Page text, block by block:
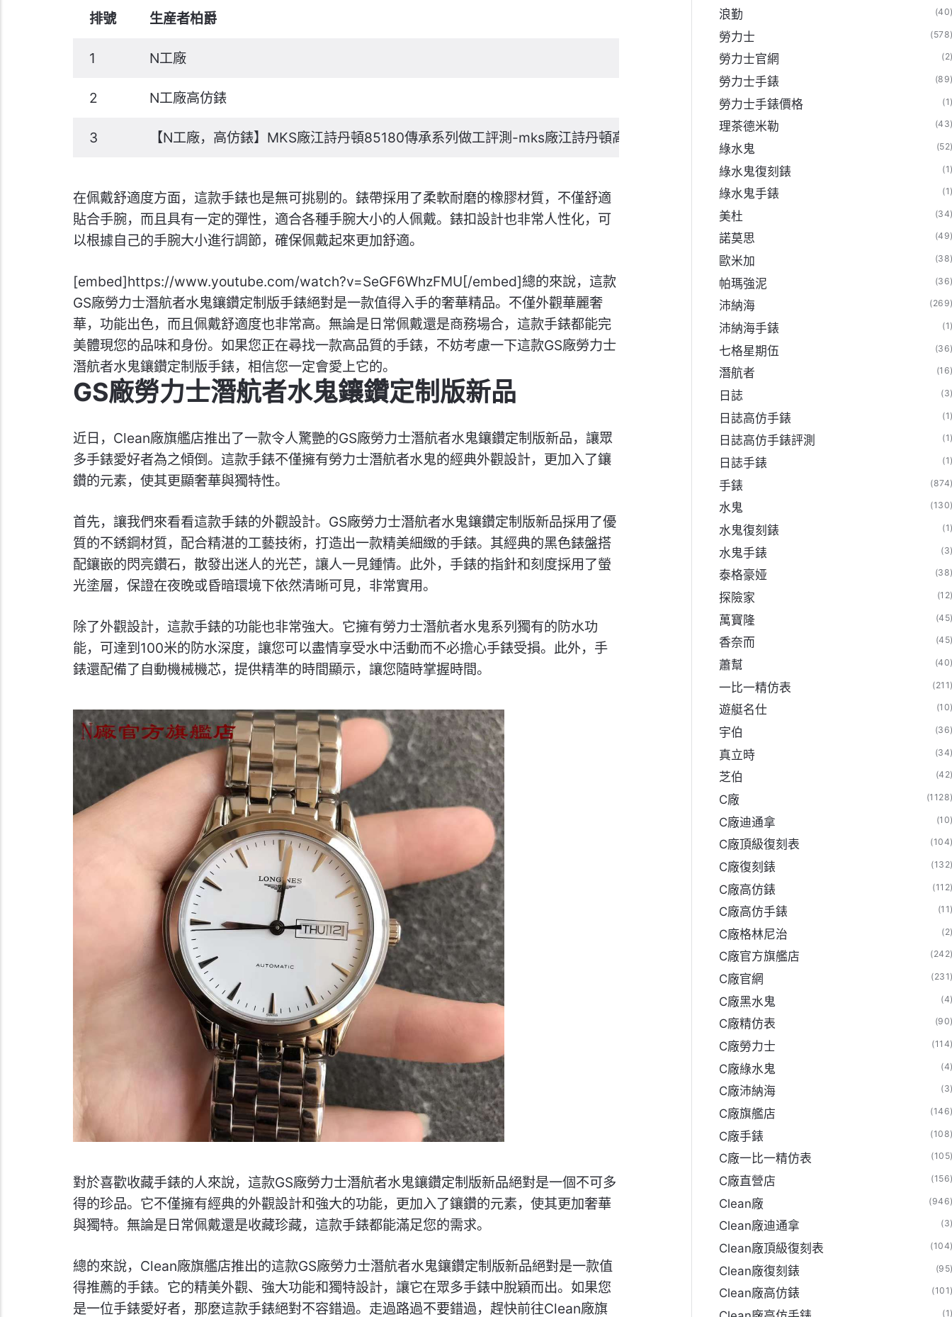
排號 生産者柏爵
1 N工廠
2 N工廠高仿錶
3 【N工廠，高仿錶】MKS廠江詩丹頓85180傳承系列做工評測-mks廠江詩丹頓高啓強同款85180【N廠線上官方旗艦店】
在佩戴舒適度方面，這款手錶也是無可挑剔的。錶帶採用了柔軟耐磨的橡膠材質，不僅舒適
貼合手腕，而且具有一定的彈性，適合各種手腕大小的人佩戴。錶扣設計也非常人性化，可
以根據自己的手腕大小進行調節，確保佩戴起來更加舒適。
[embed]https://www.youtube.com/watch?v=SeGF6WhzFMU[/embed]總的來說，這款
GS廠勞力士潛航者水鬼鑲鑽定制版手錶絕對是一款值得入手的奢華精品。不僅外觀華麗奢
華，功能出色，而且佩戴舒適度也非常高。無論是日常佩戴還是商務場合，這款手錶都能完
美體現您的品味和身份。如果您正在尋找一款高品質的手錶，不妨考慮一下這款GS廠勞力士
潛航者水鬼鑲鑽定制版手錶，相信您一定會愛上它的。
GS廠勞力士潛航者水鬼鑲鑽定制版新品
近日，Clean廠旗艦店推出了一款令人驚艷的GS廠勞力士潛航者水鬼鑲鑽定制版新品，讓眾
多手錶愛好者為之傾倒。這款手錶不僅擁有勞力士潛航者水鬼的經典外觀設計，更加入了鑲
鑽的元素，使其更顯奢華與獨特性。
首先，讓我們來看看這款手錶的外觀設計。GS廠勞力士潛航者水鬼鑲鑽定制版新品採用了優
質的不銹鋼材質，配合精湛的工藝技術，打造出一款精美細緻的手錶。其經典的黑色錶盤搭
配鑲嵌的閃亮鑽石，散發出迷人的光芒，讓人一見鍾情。此外，手錶的指針和刻度採用了螢
光塗層，保證在夜晚或昏暗環境下依然清晰可見，非常實用。
除了外觀設計，這款手錶的功能也非常強大。它擁有勞力士潛航者水鬼系列獨有的防水功
能，可達到100米的防水深度，讓您可以盡情享受水中活動而不必擔心手錶受損。此外，手
錶還配備了自動機械機芯，提供精準的時間顯示，讓您隨時掌握時間。
對於喜歡收藏手錶的人來說，這款GS廠勞力士潛航者水鬼鑲鑽定制版新品絕對是一個不可多
得的珍品。它不僅擁有經典的外觀設計和強大的功能，更加入了鑲鑽的元素，使其更加奢華
與獨特。無論是日常佩戴還是收藏珍藏，這款手錶都能滿足您的需求。
總的來說，Clean廠旗艦店推出的這款GS廠勞力士潛航者水鬼鑲鑽定制版新品絕對是一款值
得推薦的手錶。它的精美外觀、強大功能和獨特設計，讓它在眾多手錶中脫穎而出。如果您
是一位手錶愛好者，那麼這款手錶絕對不容錯過。走過路過不要錯過，趕快前往Clean廠旗
浪勤
勞力士
勞力士官網
勞力士手錶
勞力士手錶價格
理茶德米勒
綠水鬼
綠水鬼復刻錶
綠水鬼手錶
美杜
諾莫思
歐米加
帕瑪強泥
沛納海
沛納海手錶
七格星期伍
潛航者
日誌
日誌高仿手錶
日誌高仿手錶評測
日誌手錶
手錶
水鬼
水鬼復刻錶
水鬼手錶
泰格豪娅
探險家
萬寶隆
香奈而
蕭幫
一比一精仿表
遊艇名仕
宇伯
真立時
芝伯
C廠
C廠迪通拿
C廠頂級復刻表
C廠復刻錶
C廠高仿錶
C廠高仿手錶
C廠格林尼治
C廠官方旗艦店
C廠官網
C廠黑水鬼
C廠精仿表
C廠勞力士
C廠綠水鬼
C廠沛納海
C廠旗艦店
C廠手錶
C廠一比一精仿表
C廠直營店
Clean廠
Clean廠迪通拿
Clean廠頂級復刻表
Clean廠復刻錶
Clean廠高仿錶